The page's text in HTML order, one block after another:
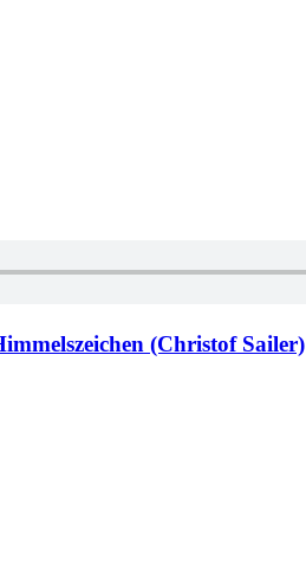
(Christof Sailer)